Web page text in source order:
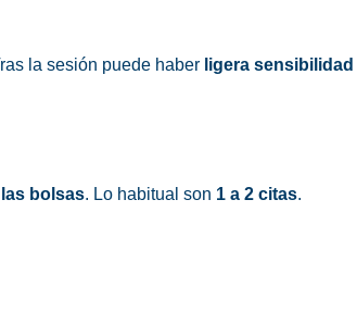
la sesión puede haber ligera sensibilidad
bolsas. Lo habitual son 1 a 2 citas.